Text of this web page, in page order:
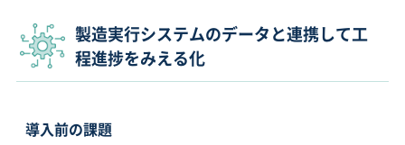
製造実行システムのデータと連携して工
程進捗をみえる化
導入前の課題